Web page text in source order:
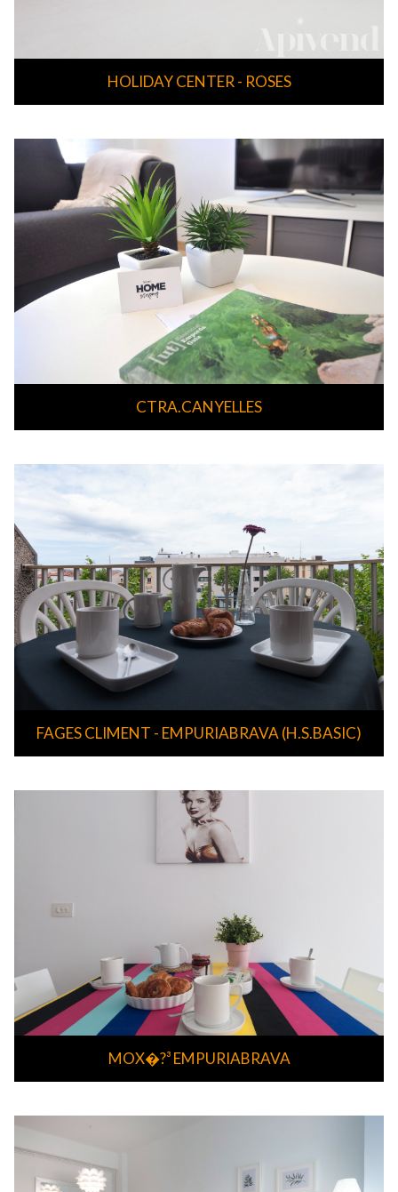
HOLIDAY CENTER - ROSES
CTRA.CANYELLES
FAGES CLIMENT - EMPURIABRAVA (H.S.BASIC)
MOX�?³ EMPURIABRAVA